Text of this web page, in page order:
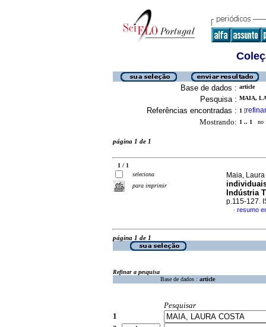
Base de dados : article
Pesquisa : MAIA,
Referências encontradas : 1 [refinar
Mostrando: 1 .. 1 no
página 1 de 1
1 / 1
seleciona
para imprimir
Maia,
Indústria
p.115-127.
· resumo
página 1 de 1
Refinar a pesquisa
Base de dados : article
Pesquisar
1